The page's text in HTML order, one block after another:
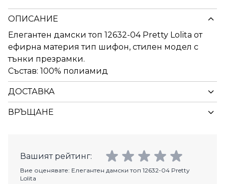
ОПИСАНИЕ
Елегантен дамски топ 12632-04 Pretty Lolita от
ефирна материя тип шифон, стилен модел с
тънки презрамки.
Състав: 100% полиамид
ДОСТАВКА
ВРЪЩАНЕ
Вашият рейтинг:
Вие оценявате: Елегантен дамски топ 12632-04 Pretty
Lolita